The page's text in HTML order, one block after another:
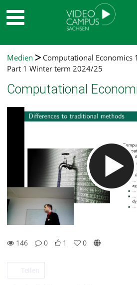
Medien
Computational
Part 1 Winter term 2024/25
146
0
1
0